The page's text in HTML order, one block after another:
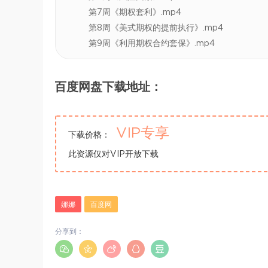
第7周《期权套利》.mp4
第8周《美式期权的提前执行》.mp4
第9周《利用期权合约套保》.mp4
百度网盘下载地址：
下载价格： VIP专享
此资源仅对VIP开放下载
娜娜 百度网
分享到：